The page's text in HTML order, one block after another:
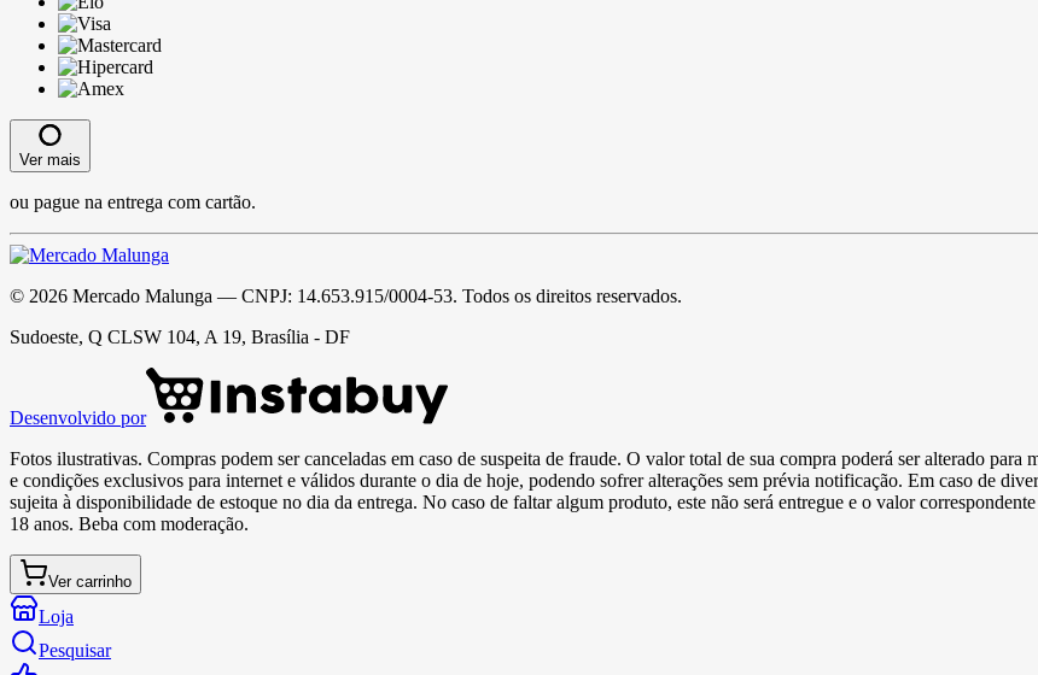
Ver mais
ou pague na entrega com cartão.
© 2026 Mercado Malunga — CNPJ: 14.653.915/0004-53. Todos os direitos reservados.
Sudoeste, Q CLSW 104, A 19, Brasília - DF
Desenvolvido por
Fotos ilustrativas. Compras podem ser canceladas em caso de suspeita de fraude. O valor total de sua compra poderá ser alterado
e condições exclusivos para internet e válidos durante o dia de hoje, podendo sofrer alterações sem prévia notificação. Em caso de
sujeita à disponibilidade de estoque no dia da entrega. No caso de faltar algum produto, este não será entregue e o valor
18 anos. Beba com moderação.
Ver carrinho
Loja
Pesquisar